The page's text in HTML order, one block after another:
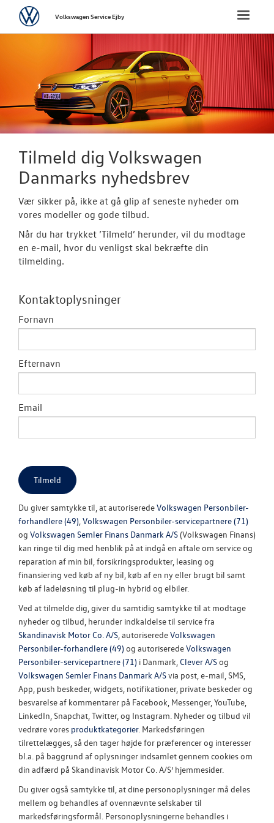
FORSIDE
VÆRKSTED
NYHEDER
OM OS
Toggle
VolkswagenVolkswagen Service Ejby
Tilmeld dig Volkswagen
Danmarks nyhedsbrev
Vær sikker på, ikke at gå glip af seneste nyheder om
vores modeller og gode tilbud.
Når du har trykket ’Tilmeld’ herunder, vil du modtage
en e-mail, hvor du venligst skal bekræfte din
tilmelding.
Kontaktoplysninger
Fornavn
Efternavn
Email
Du giver samtykke til, at autoriseredeVolkswagen Personbiler-
forhandlere (49),Volkswagen Personbiler-servicepartnere (71)
og Volkswagen Semler Finans Danmark A/S(Volkswagen Finans)
kan ringe til dig med henblik på at indgå en aftale om service og
reparation af min bil, forsikringsprodukter, leasing og
finansiering ved køb af ny bil, køb af en ny eller brugt bil samt
køb af ladeløsning til plug-in hybrid og elbiler.
Ved at tilmelde dig, giver du samtidig samtykke til at modtage
nyheder og tilbud, herunder indkaldelse til service fra
Skandinavisk Motor Co. A/S, autoriseredeVolkswagen
Personbiler-forhandlere (49) og autoriseredeVolkswagen
Personbiler-servicepartnere (71) i Danmark,Clever A/Sog
Volkswagen Semler Finans Danmark A/Svia post, e-mail, SMS,
App, push beskeder, widgets, notifikationer, private beskeder og
besvarelse af kommentarer på Facebook, Messenger, YouTube,
LinkedIn, Snapchat, Twitter, og Instagram. Nyheder og tilbud vil
vedrøre vores produktkategorier. Markedsføringen
tilrettelægges, så den tager højde for præferencer og interesser
bl.a. på baggrund af oplysninger indsamlet gennem cookies om
din adfærd på Skandinavisk Motor Co. A/S’ hjemmesider.
Du giver også samtykke til, at dine personoplysninger må deles
mellem og behandles af ovennævnte selskaber til
markedsføringsformål. Personoplysningerne behandles i